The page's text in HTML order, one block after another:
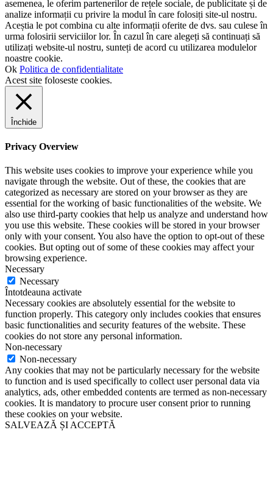
asemenea, le oferim partenerilor de rețele sociale, de publicitate și de
analize informații cu privire la modul în care folosiți site-ul nostru.
Aceștia le pot combina cu alte informații oferite de dvs. sau culese în
urma folosirii serviciilor lor. În cazul în care alegeți să continuați să
utilizați website-ul nostru, sunteți de acord cu utilizarea modulelor
noastre cookie.
Ok Politica de confidentialitate
Acest site foloseste cookies.
Închide
Privacy Overview
This website uses cookies to improve your experience while you
navigate through the website. Out of these, the cookies that are
categorized as necessary are stored on your browser as they are
essential for the working of basic functionalities of the website. We
also use third-party cookies that help us analyze and understand how
you use this website. These cookies will be stored in your browser
only with your consent. You also have the option to opt-out of these
cookies. But opting out of some of these cookies may affect your
browsing experience.
Necessary
Necessary
Întotdeauna activate
Necessary cookies are absolutely essential for the website to
function properly. This category only includes cookies that ensures
basic functionalities and security features of the website. These
cookies do not store any personal information.
Non-necessary
Non-necessary
Any cookies that may not be particularly necessary for the website
to function and is used specifically to collect user personal data via
analytics, ads, other embedded contents are termed as non-necessary
cookies. It is mandatory to procure user consent prior to running
these cookies on your website.
SALVEAZĂ ȘI ACCEPTĂ